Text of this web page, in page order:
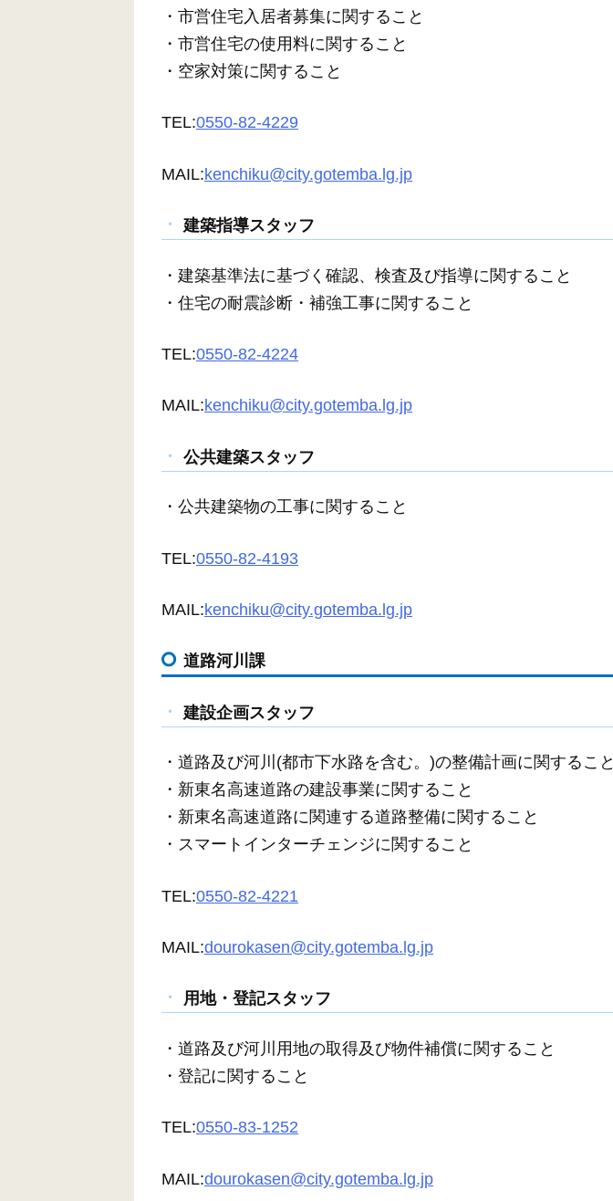
・市営住宅入居者募集に関すること
・市営住宅の使用料に関すること
・空家対策に関すること
TEL:0550-82-4229
MAIL:kenchiku@city.gotemba.lg.jp
建築指導スタッフ
・建築基準法に基づく確認、検査及び指導に関すること
・住宅の耐震診断・補強工事に関すること
TEL:0550-82-4224
MAIL:kenchiku@city.gotemba.lg.jp
公共建築スタッフ
・公共建築物の工事に関すること
TEL:0550-82-4193
MAIL:kenchiku@city.gotemba.lg.jp
道路河川課
建設企画スタッフ
・道路及び河川(都市下水路を含む。)の整備計画に関すること
・新東名高速道路の建設事業に関すること
・新東名高速道路に関連する道路整備に関すること
・スマートインターチェンジに関すること
TEL:0550-82-4221
MAIL:dourokasen@city.gotemba.lg.jp
用地・登記スタッフ
・道路及び河川用地の取得及び物件補償に関すること
・登記に関すること
TEL:0550-83-1252
MAIL:dourokasen@city.gotemba.lg.jp